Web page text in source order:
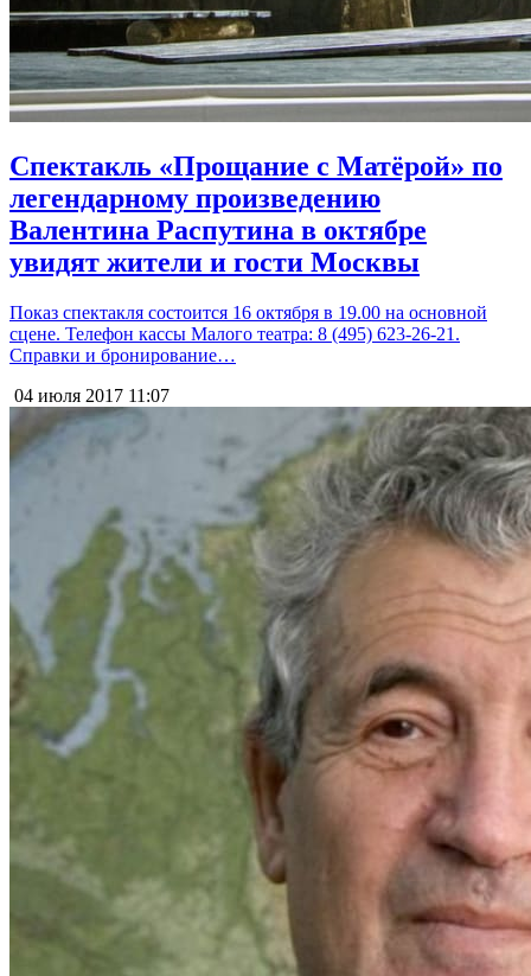
Спектакль «Прощание с Матёрой» по
легендарному произведению
Валентина Распутина в октябре
увидят жители и гости Москвы
Показ спектакля состоится 16 октября в 19.00 на основной
сцене. Телефон кассы Малого театра: 8 (495) 623-26-21.
Справки и бронирование…
04 июля 2017 11:07